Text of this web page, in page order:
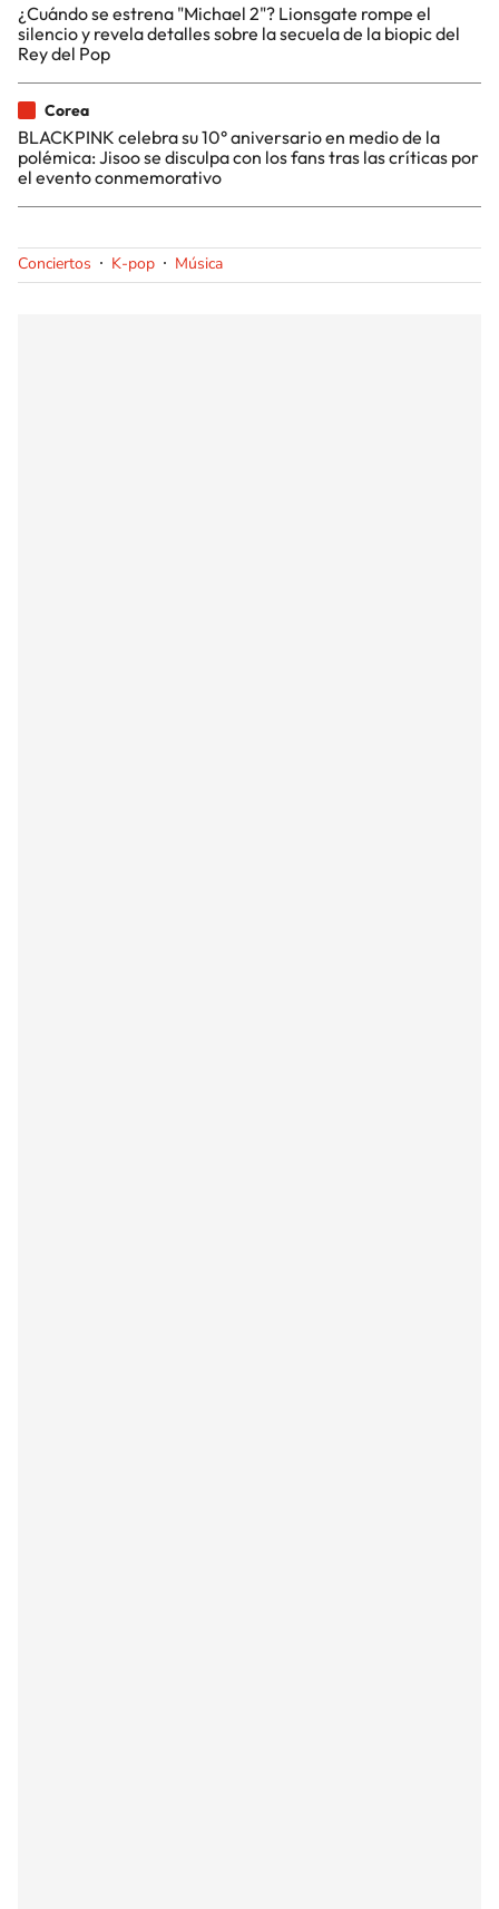
¿Cuándo se estrena "Michael 2"? Lionsgate rompe el
silencio y revela detalles sobre la secuela de la biopic del
Rey del Pop
Corea
BLACKPINK celebra su 10° aniversario en medio de la
polémica: Jisoo se disculpa con los fans tras las críticas por
el evento conmemorativo
Conciertos K-pop Música